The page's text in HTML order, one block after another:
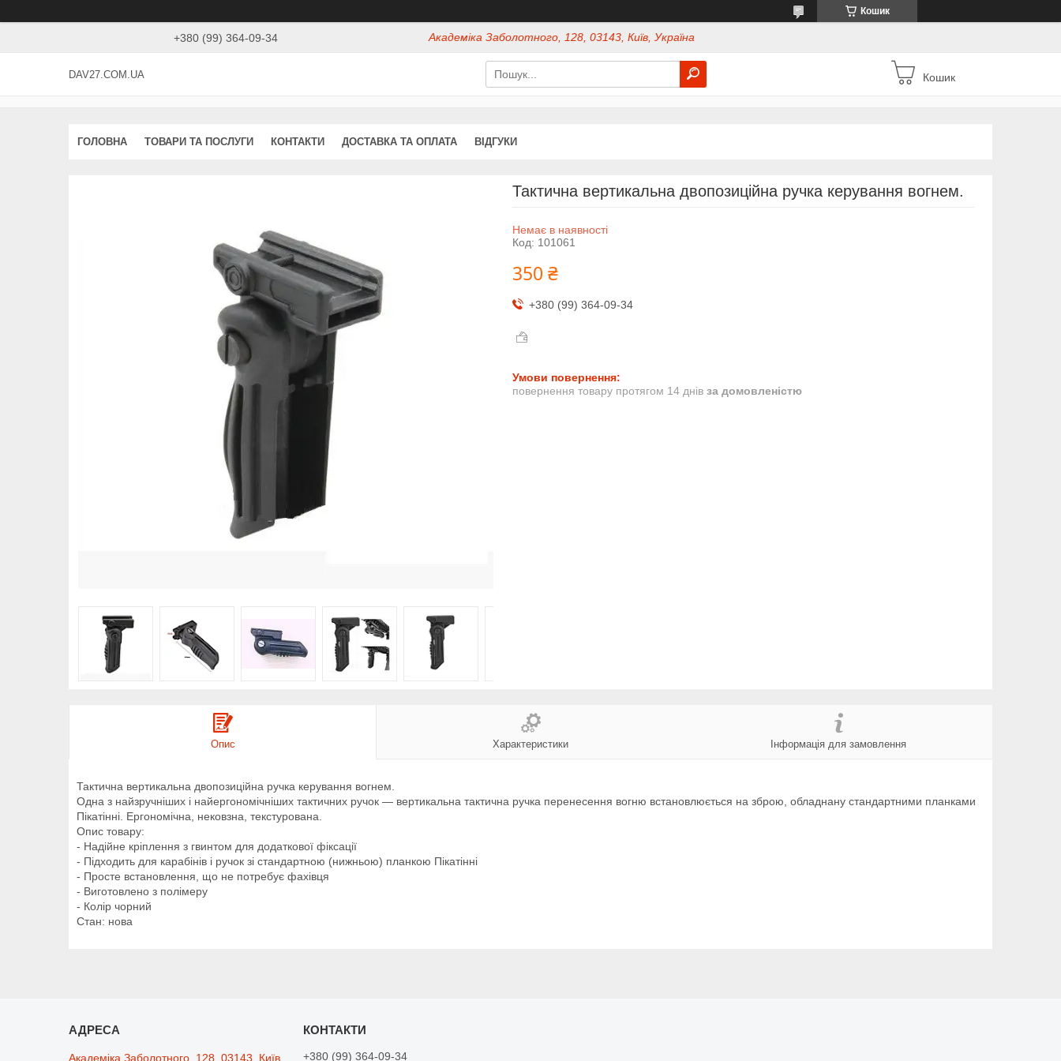
Кошик
+380 (99) 364-09-34 Академіка Заболотного, 128, 03143, Київ, Україна
DAV27.COM.UA Кошик
ГОЛОВНА ТОВАРИ ТА ПОСЛУГИ КОНТАКТИ ДОСТАВКА ТА ОПЛАТА ВІДГУКИ
Тактична вертикальна двопозиційна ручка керування вогнем.
Немає в наявності
Код: 101061
350 ₴
+380 (99) 364-09-34
повернення товару протягом 14 днів за домовленістю
Опис Характеристики Інформація для замовлення
Тактична вертикальна двопозиційна ручка керування вогнем.
Одна з найзручніших і найергономічніших тактичних ручок — вертикальна тактична ручка перенесення вогню встановлюється на зброю, обладнану стандартними планками
Пікатінні. Ергономічна, нековзна, текстурована.
Опис товару:
- Надійне кріплення з гвинтом для додаткової фіксації
- Підходить для карабінів і ручок зі стандартною (нижньою) планкою Пікатінні
- Просте встановлення, що не потребує фахівця
- Виготовлено з полімеру
- Колір чорний
Стан: нова
Академіка Заболотного, 128, 03143, Київ, +380 (99) 364-09-34